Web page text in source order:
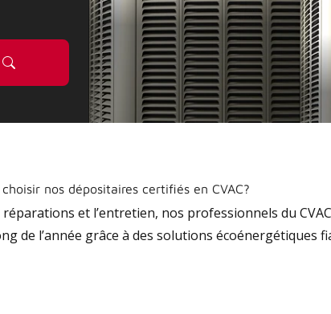
nos dépositaires certifiés en CVAC?
et l’entretien, nos professionnels du
de l’année grâce à des solutions écoénergétiques